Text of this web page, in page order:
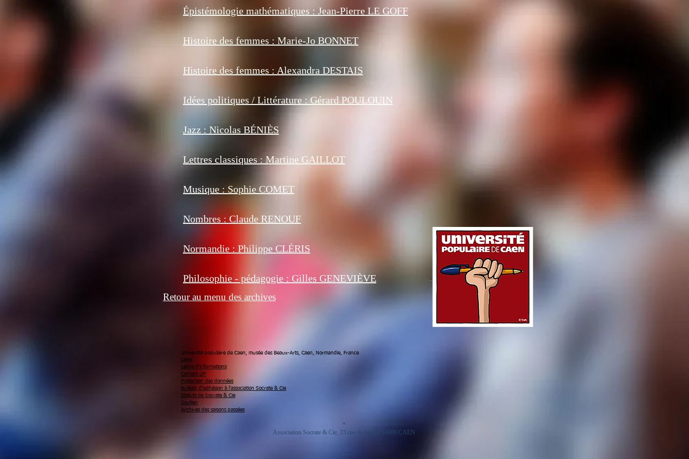
Épistémologie mathématiques : Jean-Pierre LE GOFF
Histoire des femmes : Marie-Jo BONNET
Histoire des femmes : Alexandra DESTAIS
Idées politiques / Littérature : Gérard POULOUIN
Jazz : Nicolas BÉNIÈS
Lettres classiques : Martine GAILLOT
Musique : Sophie COMET
Nombres : Claude RENOUF
Normandie : Philippe CLÉRIS
Philosophie - pédagogie : Gilles GENEVIÈVE
Retour au menu des archives
Université populaire de Caen, musée des Beaux-Arts, Caen, Normandie, France
Liens
Lettre d'informations
Contact UP
Protection des données
Bulletin d'adhésion à l'association Socrate & Cie
Statuts de Socrate & Cie
Soutien
Archives des saisons passées
*
Association Socrate & Cie, 23 rue de Maltot 14000 CAEN